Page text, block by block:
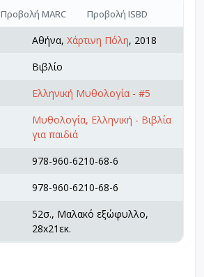
Προβολή MARC Προβολή ISBD
Αθήνα, Χάρτινη Πόλη, 2018
Βιβλίο
Ελληνική Μυθολογία - #5
Μυθολογία, Ελληνική - Βιβλία
για παιδιά
978-960-6210-68-6
978-960-6210-68-6
52σ., Μαλακό εξώφυλλο,
28x21εκ.